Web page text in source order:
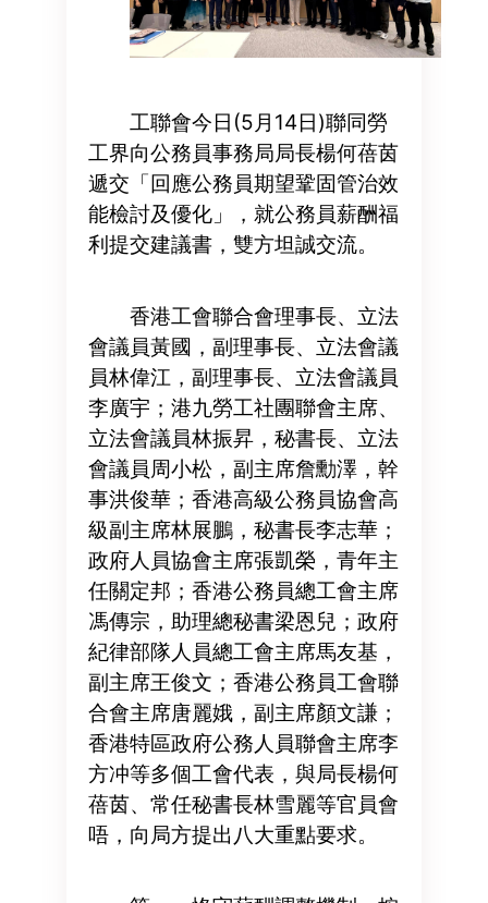
工聯會今日(5月14日)聯同勞
工界向公務員事務局局長楊何蓓茵
遞交「回應公務員期望鞏固管治效
能檢討及優化」，就公務員薪酬福
利提交建議書，雙方坦誠交流。
香港工會聯合會理事長、立法
會議員黃國，副理事長、立法會議
員林偉江，副理事長、立法會議員
李廣宇；港九勞工社團聯會主席、
立法會議員林振昇，秘書長、立法
會議員周小松，副主席詹勳澤，幹
事洪俊華；香港高級公務員協會高
級副主席林展鵬，秘書長李志華；
政府人員協會主席張凱榮，青年主
任關定邦；香港公務員總工會主席
馮傳宗，助理總秘書梁恩兒；政府
紀律部隊人員總工會主席馬友基，
副主席王俊文；香港公務員工會聯
合會主席唐麗娥，副主席顏文謙；
香港特區政府公務人員聯會主席李
方冲等多個工會代表，與局長楊何
蓓茵、常任秘書長林雪麗等官員會
唔，向局方提出八大重點要求。